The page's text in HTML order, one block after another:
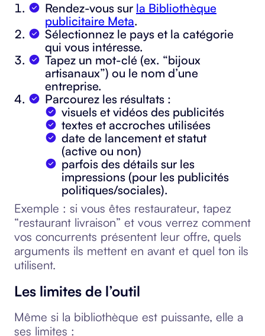
Rendez-vous sur la Bibliothèque
publicitaire Meta.
Sélectionnez le pays et la catégorie
qui vous intéresse.
Tapez un mot-clé (ex. “bijoux
artisanaux”) ou le nom d’une
entreprise.
Parcourez les résultats :
visuels et vidéos des publicités
textes et accroches utilisées
date de lancement et statut
(active ou non)
parfois des détails sur les
impressions (pour les publicités
politiques/sociales).
Exemple : si vous êtes restaurateur, tapez
“restaurant livraison” et vous verrez comment
vos concurrents présentent leur offre, quels
arguments ils mettent en avant et quel ton ils
utilisent.
Les limites de l’outil
Même si la bibliothèque est puissante, elle a
ses limites :